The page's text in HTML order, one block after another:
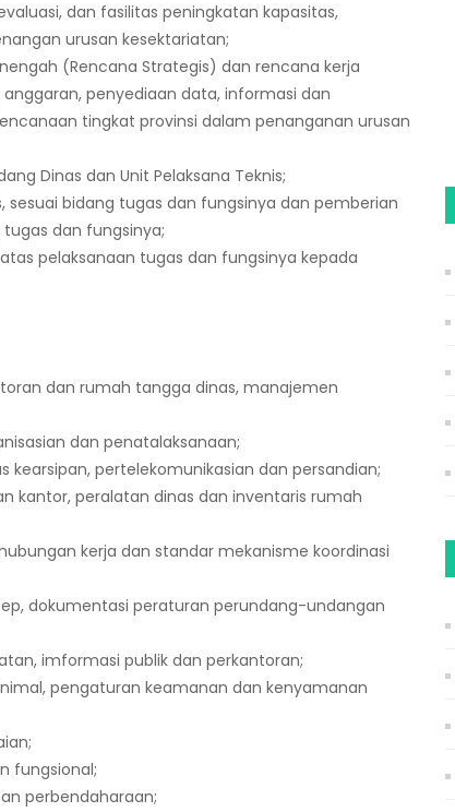
dan fasilitas peningkatan kapasitas,
urusan kesektariatan;
(Rencana Strategis) dan rencana kerja
penyediaan data, informasi dan
tingkat provinsi dalam penanganan urusan
Dinas dan Unit Pelaksana Teknis;
sesuai bidang tugas dan fungsinya dan pemberian
dan fungsinya;
pelaksanaan tugas dan fungsinya kepada
dan rumah tangga dinas, manajemen
dan penatalaksanaan;
kearsipan, pertelekomunikasian dan persandian;
kantor, peralatan dinas dan inventaris rumah
kerja dan standar mekanisme koordinasi
dokumentasi peraturan perundang-undangan
imformasi publik dan perkantoran;
pengaturan keamanan dan kenyamanan
fungsional;
perbendaharaan;